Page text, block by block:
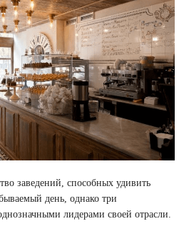
заведений, способных удивить
день, однако три
лидерами своей отрасли.